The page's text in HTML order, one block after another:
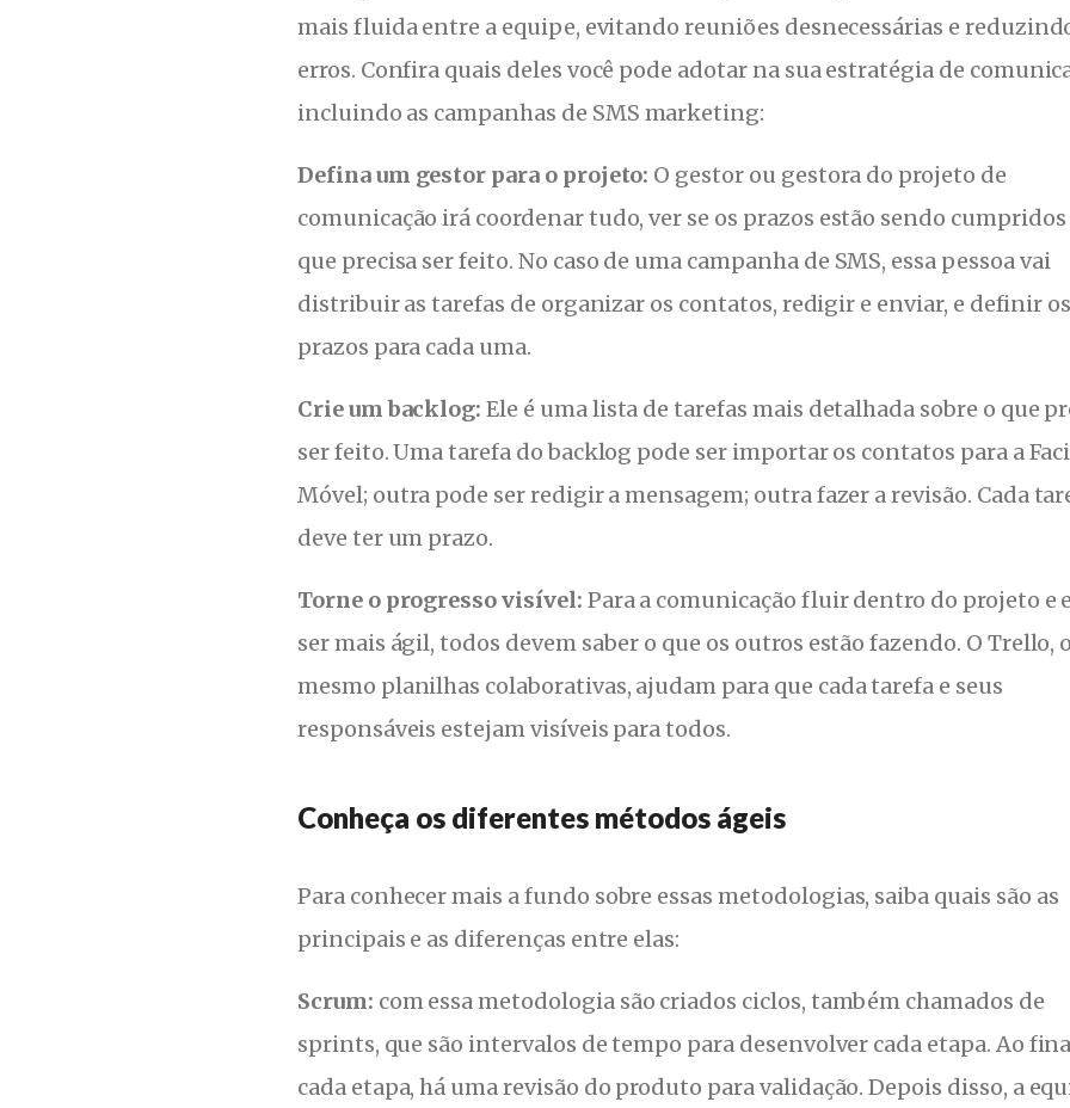
mais fluida entre a equipe, evitando reuniões desnecessárias e
erros. Confira quais deles você pode adotar na sua estratégia de
incluindo as campanhas de SMS marketing:
Defina um gestor para o projeto: O gestor ou gestora do projeto de
comunicação irá coordenar tudo, ver se os prazos estão sendo cumpridos
que precisa ser feito. No caso de uma campanha de SMS, essa pessoa vai
distribuir as tarefas de organizar os contatos, redigir e enviar, e definir
prazos para cada uma.
Crie um backlog: Ele é uma lista de tarefas mais detalhada sobre o que
ser feito. Uma tarefa do backlog pode ser importar os contatos para a
Móvel; outra pode ser redigir a mensagem; outra fazer a revisão. Cada
deve ter um prazo.
Torne o progresso visível: Para a comunicação fluir dentro do projeto e
ser mais ágil, todos devem saber o que os outros estão fazendo. O Trello,
mesmo planilhas colaborativas, ajudam para que cada tarefa e seus
responsáveis estejam visíveis para todos.
Conheça os diferentes métodos ágeis
Para conhecer mais a fundo sobre essas metodologias, saiba quais são as
principais e as diferenças entre elas:
Scrum: com essa metodologia são criados ciclos, também chamados de
sprints, que são intervalos de tempo para desenvolver cada etapa. Ao
cada etapa, há uma revisão do produto para validação. Depois disso, a